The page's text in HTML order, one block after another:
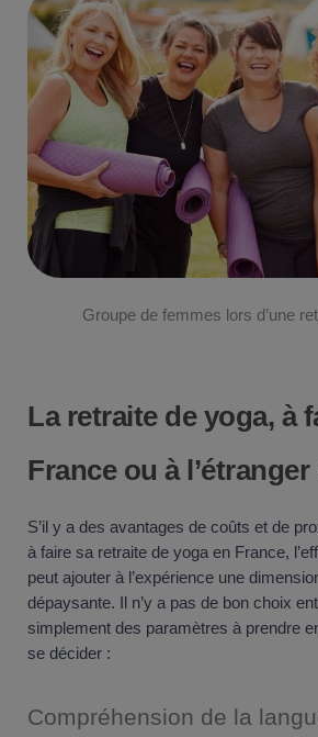
Groupe de femmes lors d’une
La retraite de yoga, à
France ou à l’étranger
S’il y a des avantages de coûts et de
à faire sa retraite de yoga en France,
peut ajouter à l’expérience une
dépaysante. Il n’y a pas de bon choix
simplement des paramètres à prendre
se décider :
Compréhension de la